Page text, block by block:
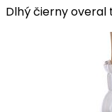
Dlhý čierny overal